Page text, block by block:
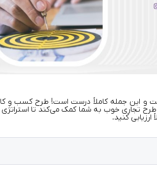
و این جمله کاملاً درست است! طرح کسب ‌و
تجاری خوب به شما کمک می‌کند تا
کنید.